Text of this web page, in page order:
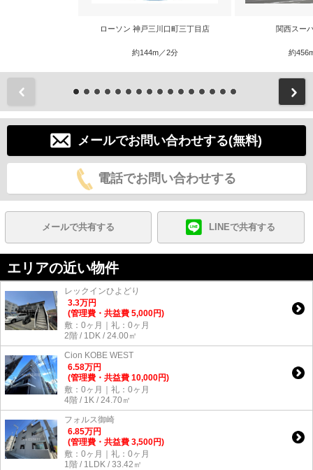
ローソン 神戸三川口町三丁目店
約144m／2分
関西スー
約
メールでお問い合わせする(無料)
電話でお問い合わせする
メールで共有する LINEで共有する
エリアの近い物件
レックインひよどり
3.3万円
(管理費・共益費 5,000円)
敷：0ヶ月｜礼：0ヶ月
2階 / 1DK / 24.00㎡
Cion KOBE WEST
6.58万円
(管理費・共益費 10,000円)
敷：0ヶ月｜礼：0ヶ月
4階 / 1K / 24.70㎡
フォルス御崎
6.85万円
(管理費・共益費 3,500円)
敷：0ヶ月｜礼：0ヶ月
1階 / 1LDK / 33.42㎡